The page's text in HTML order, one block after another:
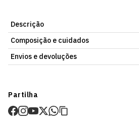
Descrição
Copo Térmico Branco SCP x Yeti 591ml,
Material resistente, para uso diário.
para mais detalhes.
Composição e cuidados
Envios e devoluções
Prazo estimado de entrega varia
de envio.
Partilha